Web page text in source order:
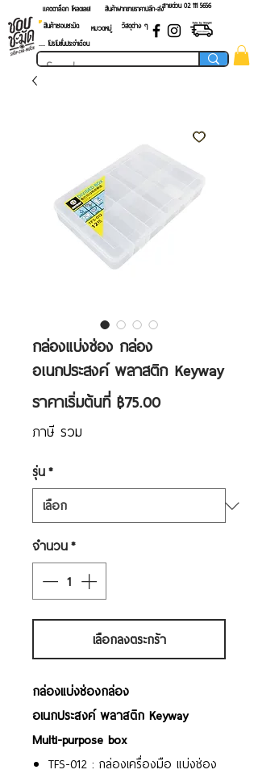
แคตตาล็อก โหลดเลย! สายด่วน 02 ​111 5656
สินค้าฝากขายราคาปลีก-ส่ง
สินค้าชอบชะมัด
หมวดหมู่
วัสดุต่าง ๆ
.... โปรโมชั่นประจำเดือน
กล่องแบ่งช่อง กล่อง
อเนกประสงค์ พลาสติก Keyway
ราคาเริ่มต้นที่ ฿75.00ราคา
ภาษี รวม
รุ่น*
จำนวน*
เลือกลงตระกร้า
กล่องแบ่งช่องกล่อง
อเนกประสงค์ พลาสติก Keyway
Multi-purpose box
TFS-012 : กล่องเครื่องมือ แบ่งช่อง